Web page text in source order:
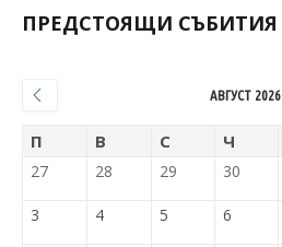
ПРЕДСТОЯЩИ СЪБИТИЯ
АВГУСТ 2026
П В С Ч
27 28 29 30
3 4 5 6